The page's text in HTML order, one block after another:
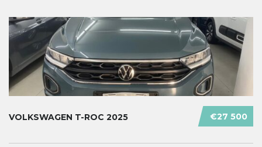
€27 500
VOLKSWAGEN T-ROC 2025